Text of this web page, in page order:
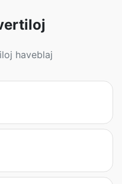
haveblaj